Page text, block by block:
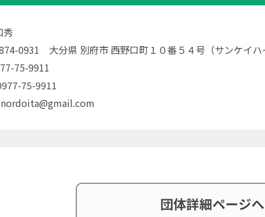
0931 大分県 別府市 西野口町１０番５４号（サンケイハ
75-9911
75-9911
団体詳細ページへ